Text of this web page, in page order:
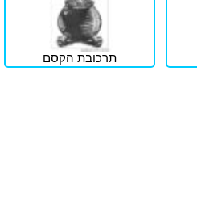
תרכובת הקסם